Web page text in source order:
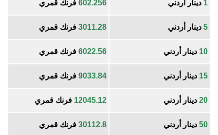
1 دينار أردني 602.256 فرنك قمري
5 دينار أردني 3011.28 فرنك قمري
10 دينار أردني 6022.56 فرنك قمري
15 دينار أردني 9033.84 فرنك قمري
20 دينار أردني 12045.12 فرنك قمري
50 دينار أردني 30112.8 فرنك قمري